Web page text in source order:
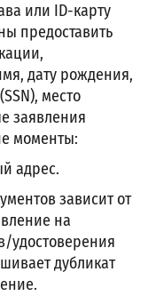
или ID-карту
предоставить
дату рождения,
место
заявления
моменты:
адрес.
зависит от
на
удостоверения
дубликат